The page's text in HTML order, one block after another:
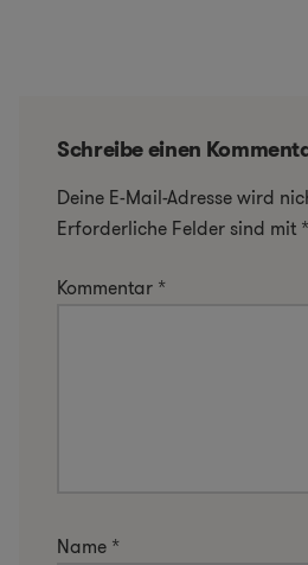
Schreibe einen
Deine E-Mail-Adresse wird
Erforderliche Felder sind mit *
Kommentar *
Name *